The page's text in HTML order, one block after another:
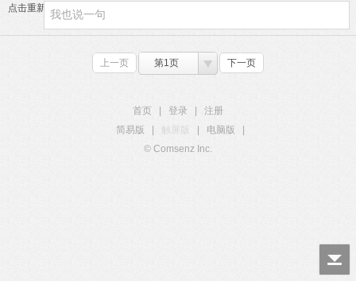
点击重新加载
上一页 第1页 下一页
首页 登录
注册
简易版
触屏版 电脑版
© Comsenz Inc.